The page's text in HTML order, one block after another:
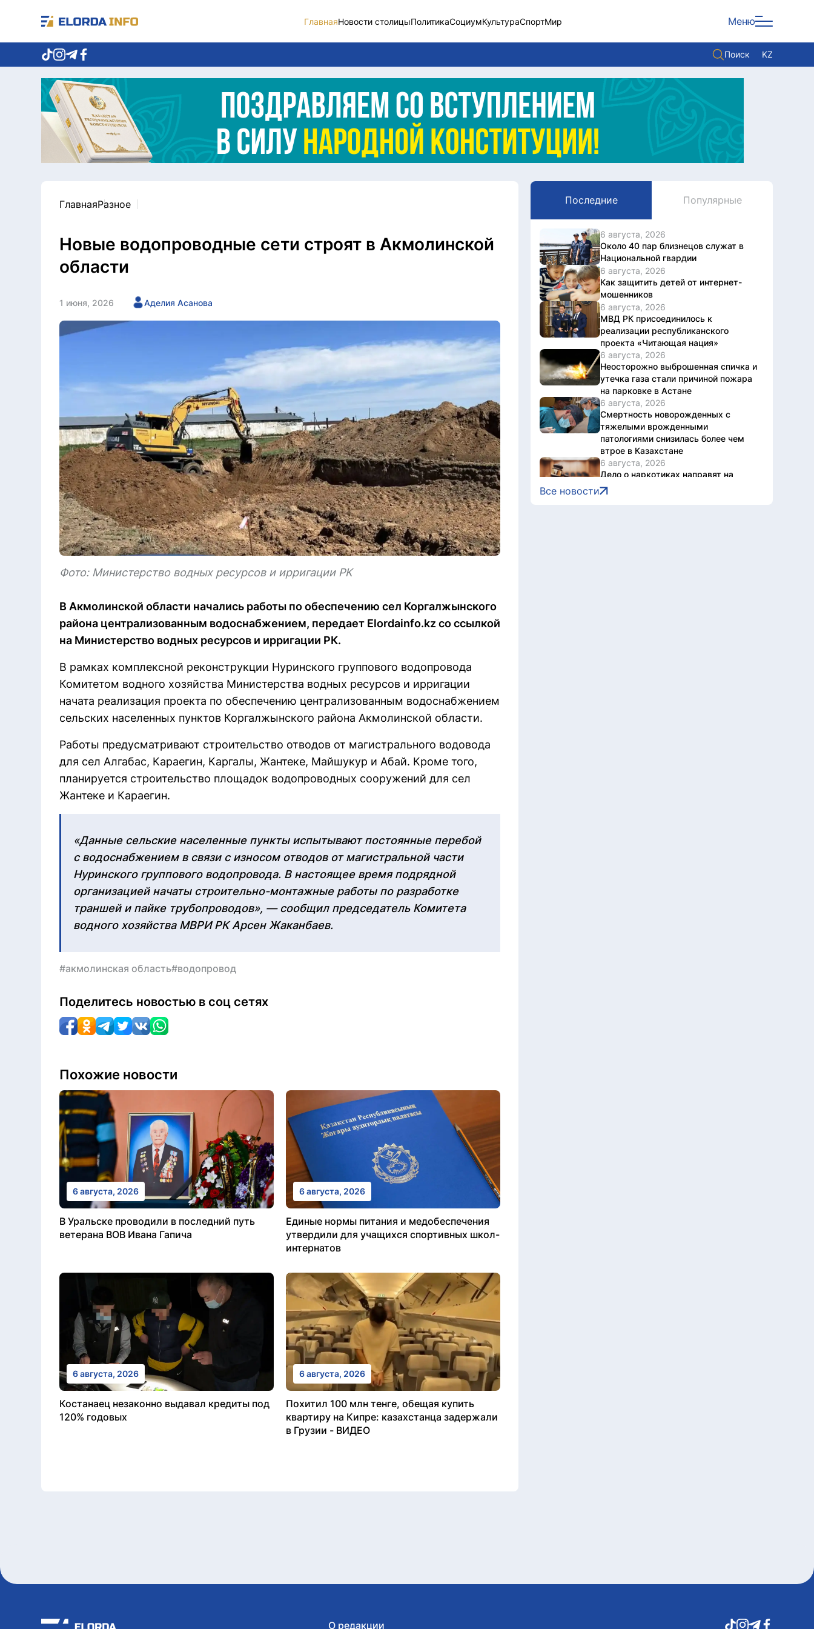
ГлавнаяНовости столицыПолитикаСоциумКультураСпортМир Меню
Поиск KZ
Новости столицы
Политика
Социум
Экономика
Спорт
Культура
Служба Комплаенс
Этический кодекс
Служу стране
ГлавнаяРазное
Новые водопроводные сети строят в Акмолинской
области
1 июня, 2026 Аделия Асанова
Фото: Министерство водных ресурсов и ирригации РК
В Акмолинской области начались работы по обеспечению сел Коргалжынского
района централизованным водоснабжением, передает Elordainfo.kz со ссылкой
на Министерство водных ресурсов и ирригации РК.
В рамках комплексной реконструкции Нуринского группового водопровода
Комитетом водного хозяйства Министерства водных ресурсов и ирригации
начата реализация проекта по обеспечению централизованным водоснабжением
сельских населенных пунктов Коргалжынского района Акмолинской области.
Работы предусматривают строительство отводов от магистрального водовода
для сел Алгабас, Караегин, Каргалы, Жантеке, Майшукур и Абай. Кроме того,
планируется строительство площадок водопроводных сооружений для сел
Жантеке и Караегин.
«Данные сельские населенные пункты испытывают постоянные перебой
с водоснабжением в связи с износом отводов от магистральной части
Нуринского группового водопровода. В настоящее время подрядной
организацией начаты строительно-монтажные работы по разработке
траншей и пайке трубопроводов», — сообщил председатель Комитета
водного хозяйства МВРИ РК Арсен Жаканбаев.
#акмолинская область#водопровод
Поделитесь новостью в соц сетях
Похожие новости
6 августа, 2026
В Уральске проводили в последний путь
ветерана ВОВ Ивана Гапича
6 августа, 2026
Единые нормы питания и медобеспечения
утвердили для учащихся спортивных школ-
интернатов
6 августа, 2026
Костанаец незаконно выдавал кредиты под
120% годовых
6 августа, 2026
Похитил 100 млн тенге, обещая купить
квартиру на Кипре: казахстанца задержали
в Грузии - ВИДЕО
Последние Популярные
6 августа, 2026
Около 40 пар близнецов служат в
Национальной гвардии
6 августа, 2026
Как защитить детей от интернет-
мошенников
6 августа, 2026
МВД РК присоединилось к
реализации республиканского
проекта «Читающая нация»
6 августа, 2026
Неосторожно выброшенная спичка и
утечка газа стали причиной пожара
на парковке в Астане
6 августа, 2026
Смертность новорожденных с
тяжелыми врожденными
патологиями снизилась более чем
втрое в Казахстане
6 августа, 2026
Дело о наркотиках направят на
новое рассмотрение: подсудимому
не дали последнее слово
Все новости
О редакции